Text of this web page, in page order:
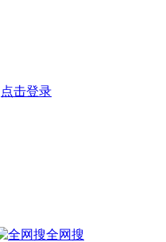
点击登录
全网搜